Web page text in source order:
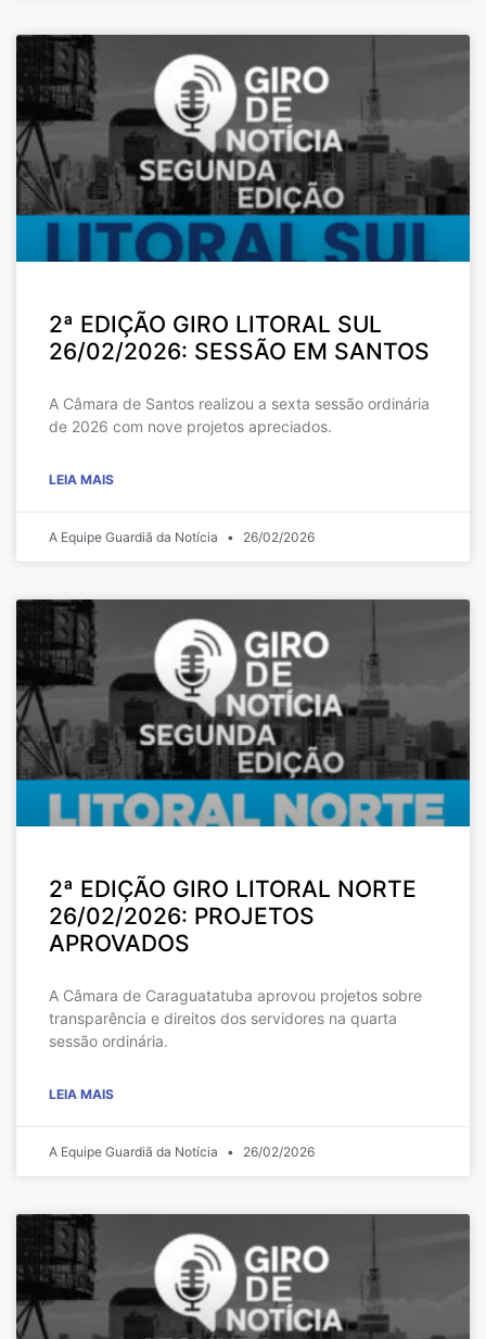
2ª EDIÇÃO GIRO LITORAL SUL
26/02/2026: SESSÃO EM SANTOS
A Câmara de Santos realizou a sexta sessão ordinária
de 2026 com nove projetos apreciados.
LEIA MAIS
A Equipe Guardiã da Notícia 26/02/2026
2ª EDIÇÃO GIRO LITORAL NORTE
26/02/2026: PROJETOS
APROVADOS
A Câmara de Caraguatatuba aprovou projetos sobre
transparência e direitos dos servidores na quarta
sessão ordinária.
LEIA MAIS
A Equipe Guardiã da Notícia 26/02/2026